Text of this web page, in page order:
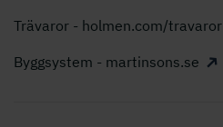
Trävaror - holmen.com/travaror
Byggsystem - martinsons.se